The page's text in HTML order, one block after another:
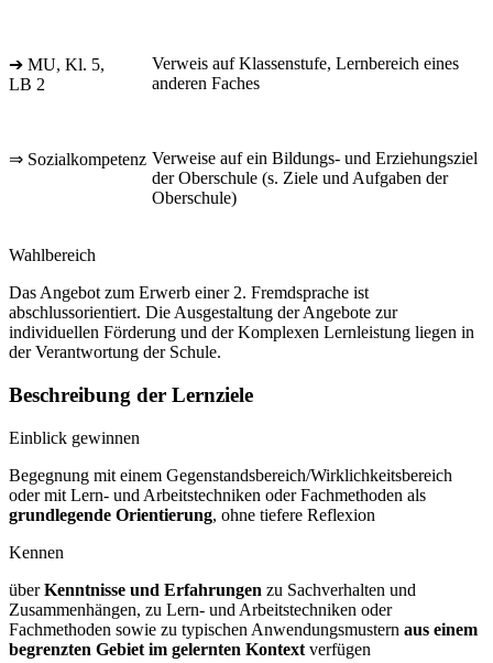
➔ MU, Kl. 5,
LB 2
Verweis auf Klassenstufe, Lernbereich eines
anderen Faches
⇒ Sozialkompetenz Verweise auf ein Bildungs- und Erziehungsziel
der Oberschule (s. Ziele und Aufgaben der
Oberschule)
Wahlbereich
Das Angebot zum Erwerb einer 2. Fremdsprache ist
abschlussorientiert. Die Ausgestaltung der Angebote zur
individuellen Förderung und der Komplexen Lernleistung liegen in
der Verantwortung der Schule.
Beschreibung der Lernziele
Einblick gewinnen
Begegnung mit einem Gegenstandsbereich/Wirklichkeitsbereich
oder mit Lern- und Arbeitstechniken oder Fachmethoden als
grundlegende Orientierung, ohne tiefere Reflexion
Kennen
überKenntnisse und Erfahrungen zu Sachverhalten und
Zusammenhängen, zu Lern- und Arbeitstechniken oder
Fachmethoden sowie zu typischen Anwendungsmustern aus einem
begrenzten Gebiet im gelernten Kontext verfügen